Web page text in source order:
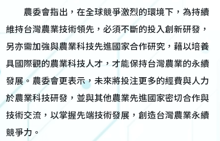
農委會指出，在全球競爭激烈的環境下，為持續
維持台灣農業技術領先，必須不斷的投入創新研發，
另亦需加強與農業科技先進國家合作研究，藉以培養
具國際觀的農業科技人才，才能保持台灣農業的永續
發展。農委會更表示，未來將投注更多的經費與人力
於農業科技研發，並與其他農業先進國家密切合作與
技術交流，以掌握先端技術發展，創造台灣農業永續
競爭力。